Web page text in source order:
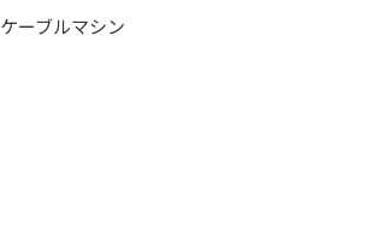
ケーブルマシン